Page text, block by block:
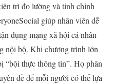
trì đo lường và tinh chỉnh
giúp nhân viên dễ
dụng mạng xã hội cá nhân
nội bộ. Khi chương trình lớn
“bội thực thông tin”. Họ phân
đề để mỗi người có thể lựa